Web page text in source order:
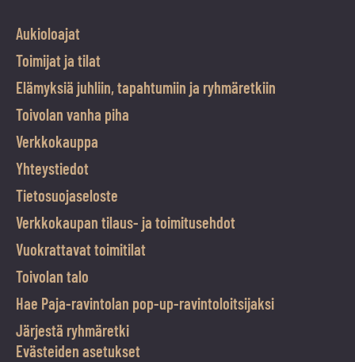
Aukioloajat
Toimijat ja tilat
Elämyksiä juhliin, tapahtumiin ja ryhmäretkiin
Toivolan vanha piha
Verkkokauppa
Yhteystiedot
Tietosuojaseloste
Verkkokaupan tilaus- ja toimitusehdot
Vuokrattavat toimitilat
Toivolan talo
Hae Paja-ravintolan pop-up-ravintoloitsijaksi
Järjestä ryhmäretki
Evästeiden asetukset